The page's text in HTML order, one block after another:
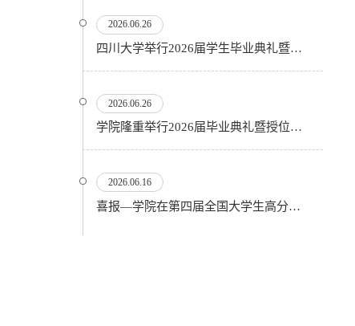
2026.06.26
四川大学举行2026届学生毕业典礼暨学位授予仪式
2026.06.26
​学院隆重举行2026届毕业典礼暨授位仪式
2026.06.16
喜报—学院在第四届全国大学生高分子材料实验实践虚拟仿真大赛再创佳绩